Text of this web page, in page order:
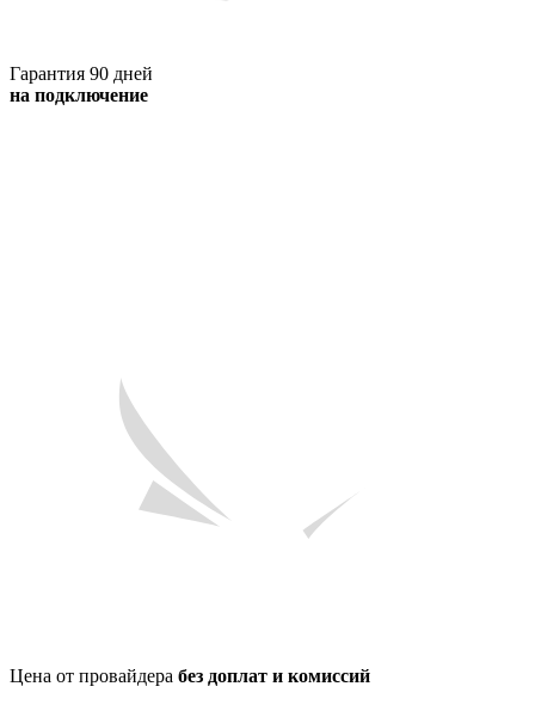
Гарантия 90 дней
на подключение
Цена от провайдера без доплат и комиссий